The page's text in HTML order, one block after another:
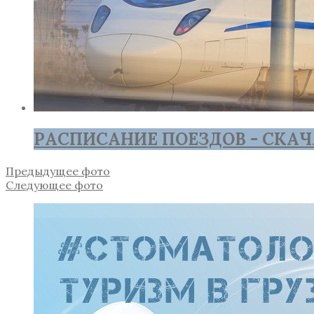
РАСПИСАНИЕ ПОЕЗДОВ -
Предыдущее фото
Следующее фото